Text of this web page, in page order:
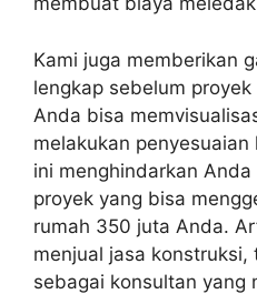
Kami juga memberikan
lengkap sebelum
Anda bisa
melakukan
ini menghindarkan
proyek yang bisa
rumah 350 juta Anda.
menjual jasa
sebagai konsultan yang